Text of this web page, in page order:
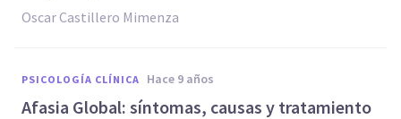
Oscar Castillero Mimenza
PSICOLOGÍA CLÍNICA hace 9 años
​Afasia Global: síntomas, causas y tratamiento